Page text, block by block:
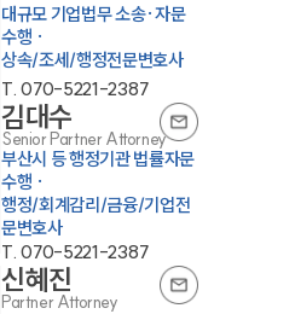
대규모 기업법무 소송·자문
수행 ·
상속/조세/행정전문변호사
T.070-5221-2387
김대수
Senior Partner Attorney
부산시 등 행정기관 법률자문
수행 ·
행정/회계감리/금융/기업전
문변호사
T.070-5221-2387
신혜진
Partner Attorney